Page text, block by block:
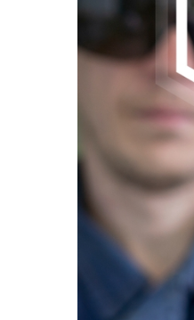
Incarcatoare acumulatori
Panouri fotovoltaice si accesorii
Panouri fotovoltaice
Sisteme prindere panouri
Invertoare Hibrid
Invertoare On-grid
Invertoare Off-grid